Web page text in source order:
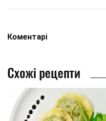
Коментарі
Схожі рецепти